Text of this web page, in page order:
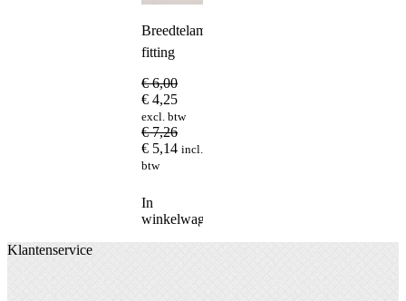
Breedtelamp
fitting
€6,00
€ 4,25
excl. btw
€7,26
€ 5,14 incl.
btw
In
winkelwagen
Klantenservice